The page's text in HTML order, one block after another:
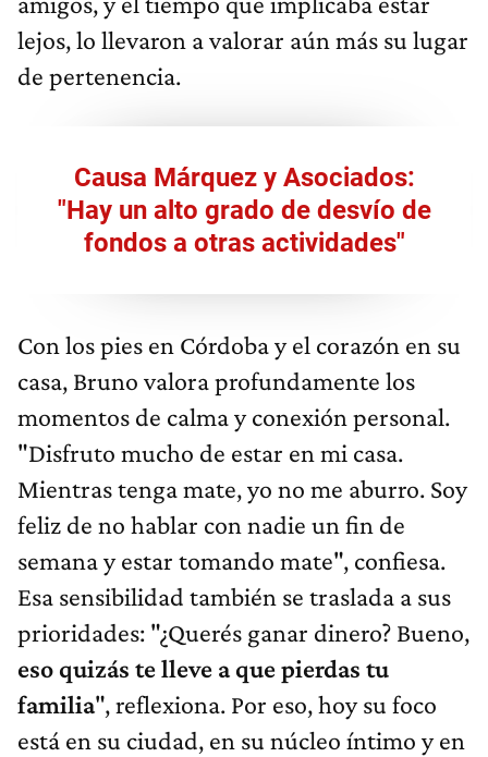
lejos, lo llevaron a valorar aún más su lugar
de pertenencia.
Causa Márquez y Asociados:
"Hay un alto grado de desvío de
fondos a otras actividades"
Con los pies en Córdoba y el corazón en su
casa, Bruno valora profundamente los
momentos de calma y conexión personal.
"Disfruto mucho de estar en mi casa.
Mientras tenga mate, yo no me aburro. Soy
feliz de no hablar con nadie un fin de
semana y estar tomando mate", confiesa.
Esa sensibilidad también se traslada a sus
prioridades: "¿Querés ganar dinero? Bueno,
eso quizás te lleve a que pierdas tu
familia", reflexiona. Por eso, hoy su foco
está en su ciudad, en su núcleo íntimo y en